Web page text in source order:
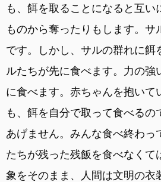
も、餌を取ることになると互い
ものから奪ったりもします。サ
です。しかし、サルの群れに餌
ルたちが先に食べます。力の強
に食べます。赤ちゃんを抱いて
も、餌を自分で取って食べるの
あげません。みんな食べ終わっ
たちが残った残飯を食べなくて
象をそのまま、人間は文明の衣